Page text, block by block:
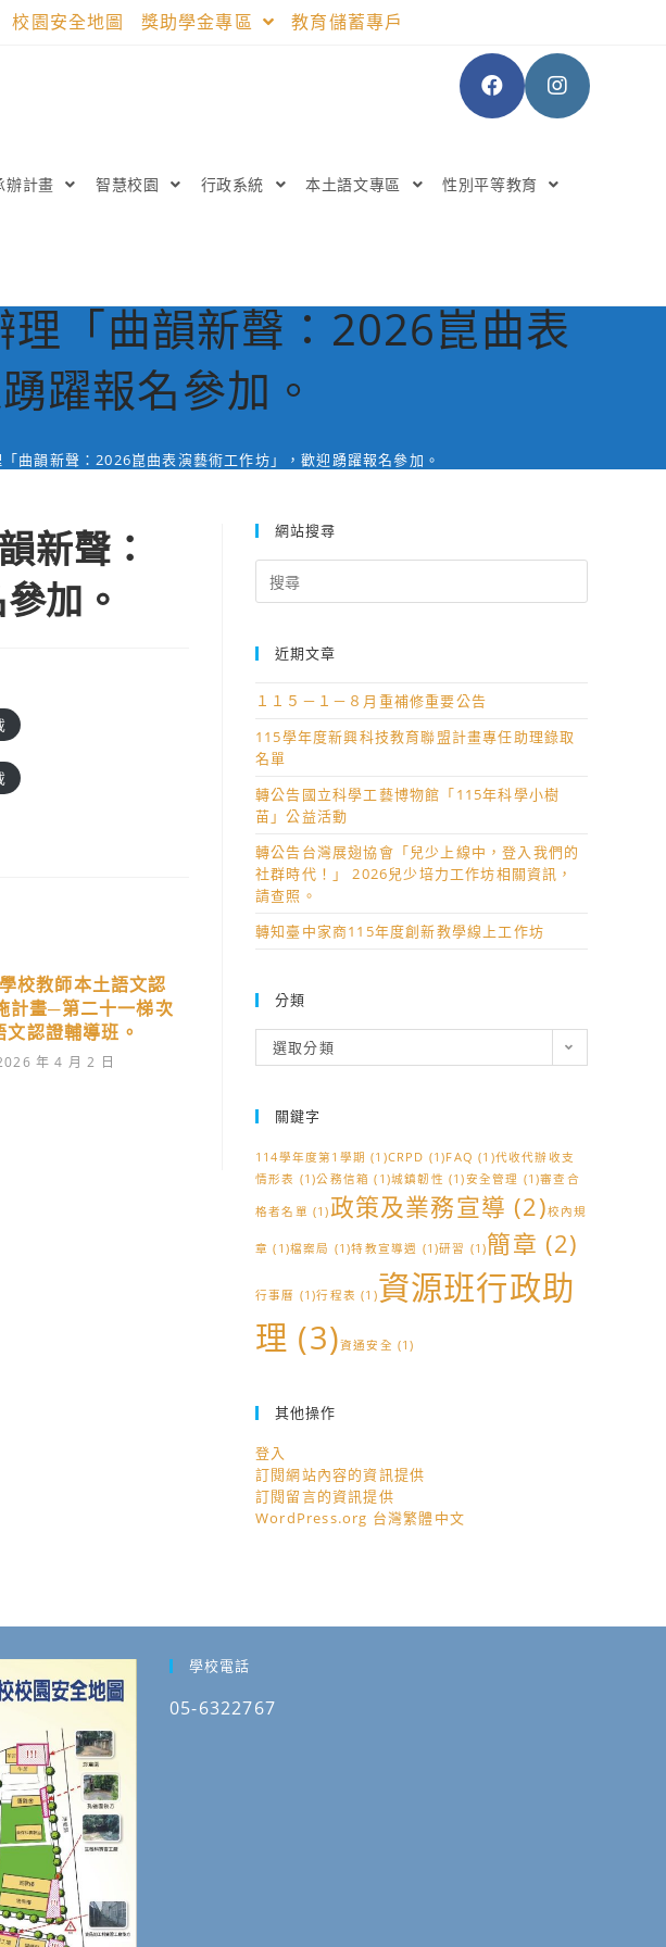
校園安全地圖 獎助學金專區 教育儲蓄專戶
辦計畫 智慧校園 行政系統 本土語文專區 性別平等教育
「曲韻新聲：2026崑曲表
躍報名參加。
曲韻新聲：2026崑曲表演藝術工作坊」，歡迎踴躍報名參加。
新聲：
加。
校教師本土語文認
計畫─第二十一梯次
文認證輔導班。
年 4 月 2 日
網站搜尋
for:
近期文章
１１５－１－８月重補修重要公告
115學年度新興科技教育聯盟計畫專任助理錄取
名單
轉公告國立科學工藝博物館「115年科學小樹
苗」公益活動
轉公告台灣展翅協會「兒少上線中，登入我們的
社群時代！」 2026兒少培力工作坊相關資訊，
請查照。
轉知臺中家商115年度創新教學線上工作坊
分類
類
選取分類
關鍵字
114學年度第1學期 (1)CRPD (1)FAQ (1)代收代辦收支
情形表 (1)公務信箱 (1)城鎮韌性 (1)安全管理 (1)審查合
格者名單 (1)政策及業務宣導 (2)校內規
章 (1)檔案局 (1)特教宣導週 (1)研習 (1)簡章 (2)
行事曆 (1)行程表 (1)資源班行政助
理 (3)資通安全 (1)
其他操作
登入
訂閱網站內容的資訊提供
訂閱留言的資訊提供
WordPress.org 台灣繁體中文
學校電話
05-6322767